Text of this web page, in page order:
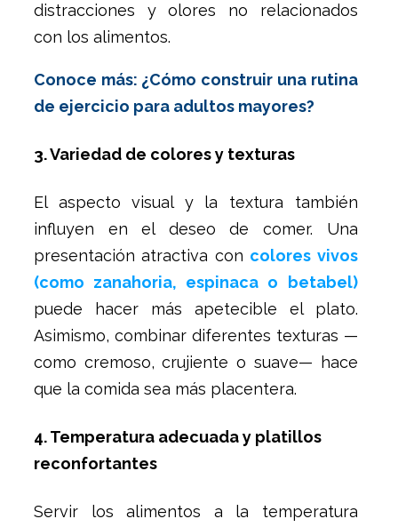
distracciones y olores no relacionados
con los alimentos.
Conoce más: ¿Cómo construir una rutina
de ejercicio para adultos mayores?
3. Variedad de colores y texturas
El aspecto visual y la textura también
influyen en el deseo de comer. Una
presentación atractiva con colores vivos
(como zanahoria, espinaca o betabel)
puede hacer más apetecible el plato.
Asimismo, combinar diferentes texturas —
como cremoso, crujiente o suave— hace
que la comida sea más placentera.
4. Temperatura adecuada y platillos
reconfortantes
Servir los alimentos a la temperatura